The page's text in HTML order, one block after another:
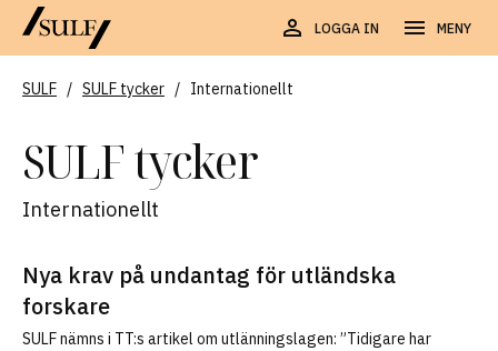
LOGGA IN MENY
SULF / SULF tycker / Internationellt
SULF tycker
Internationellt
Nya krav på undantag för utländska
forskare
SULF nämns i TT:s artikel om utlänningslagen: ”Tidigare har